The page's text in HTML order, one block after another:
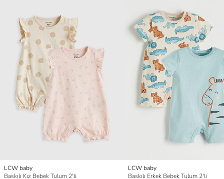
LCW baby
Baskılı Kız Bebek Tulum 2'li
LCW baby
Baskılı Erkek Bebek Tulum 2'li